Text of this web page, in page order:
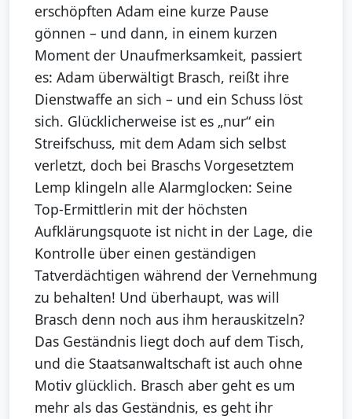
erschöpften Adam eine kurze Pause
gönnen – und dann, in einem kurzen
Moment der Unaufmerksamkeit, passiert
es: Adam überwältigt Brasch, reißt ihre
Dienstwaffe an sich – und ein Schuss löst
sich. Glücklicherweise ist es „nur“ ein
Streifschuss, mit dem Adam sich selbst
verletzt, doch bei Braschs Vorgesetztem
Lemp klingeln alle Alarmglocken: Seine
Top-Ermittlerin mit der höchsten
Aufklärungsquote ist nicht in der Lage, die
Kontrolle über einen geständigen
Tatverdächtigen während der Vernehmung
zu behalten! Und überhaupt, was will
Brasch denn noch aus ihm herauskitzeln?
Das Geständnis liegt doch auf dem Tisch,
und die Staatsanwaltschaft ist auch ohne
Motiv glücklich. Brasch aber geht es um
mehr als das Geständnis, es geht ihr